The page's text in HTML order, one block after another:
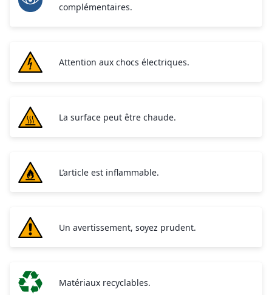
complémentaires.
Attention aux chocs électriques.
La surface peut être chaude.
L’article est inflammable.
Un avertissement, soyez prudent.
Matériaux recyclables.